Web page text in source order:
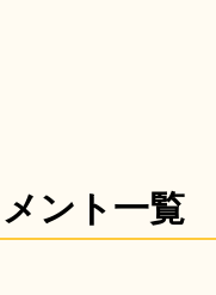
ント一覧